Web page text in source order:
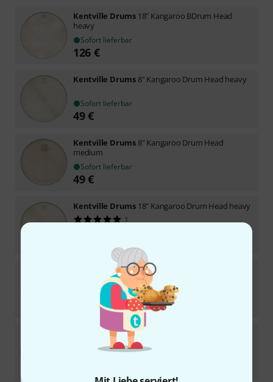
Kentville Drums 18" Kangaroo BDrum Head
heavy
Sofort lieferbar
126 €
Kentville Drums 8" Kangaroo Drum Head heavy
Sofort lieferbar
49€
Kentville Drums 8" Kangaroo Drum Head
medium
Sofort lieferbar
49€
Kentville Drums 18" Kangaroo Drum Head heavy
1
Kentville Drums13" Kangaroo Drum Head heavy
In 3–4 Wochen lieferbar
Kentville Drums12" Kangaroo Drum Head heavy
2